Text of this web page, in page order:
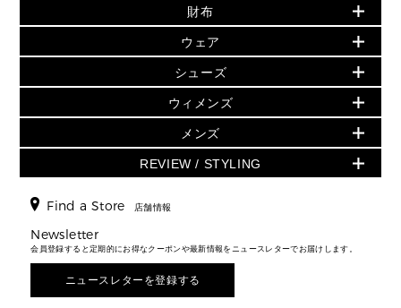
小物
シューズ・靴
ウェア
アクセサリー
時計
▶ メンズ
バッグ
ウェア
アクセサリー
追加アイテム
▶ ウィメンズすべて(ウェア・シューズ除く)
バッグ
財布・小物
ウェア
シューズ
時計・ジュエリー
アクセサリー
メンズ バッグ
メンズ 財布・小物
メンズ シューズ
▶ すべて
▶ ウィメンズすべて
財布・小物
アクセサリー
フレグランス
シューズ
▶ メンズすべて
メンズ財布・小物
メンズアクセサリー
人気の定番アイテム
日本限定 - バッグ
▶ ウィメンズすべて
トートバッグ
ショルダーバッグ
クロスボディ・斜め掛け
トラベル
3 IN 1 / 2 IN 1 バッグ
▶ メンズすべて
財布
日本限定 - 財布・小物
▶ ウィメンズすべて
GREENWICH
折り財布(二つ折り・三つ折り)
長財布
▶ メンズすべて
ウェア
▶ ウィメンズすべて
トップス
スカート・パンツ
ジャケット・アウター
▶ メンズすべて
シューズ
▶ ウィメンズすべて
サンダル
スニーカー
▶ メンズすべて
ウィメンズ
人気の定番アイテム
▶ ウィメンズすべて
▶ バッグすべて
通勤・通学アイテム
メンズ
▶ メンズすべて
財布・小物
REVIEW / STYLING
エディターレビュー
Find a Store 店舗情報
Newsletter
会員登録すると定期的にお得なクーポンや最新情報をニュースレターでお届けします。
ニュースレターを登録する